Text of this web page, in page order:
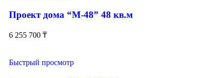
Проект дома “М-48” 48 кв.м
6 255 700 ₸
Быстрый просмотр